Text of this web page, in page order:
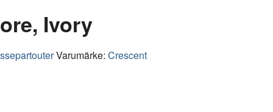
Ivory
Varumärke:Crescent